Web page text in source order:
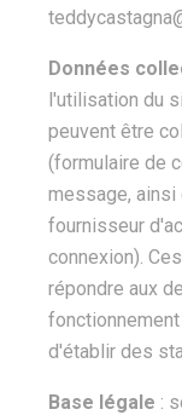
Données
l'utilisation du
peuvent être
(formulaire de
message, ainsi
fournisseur
connexion).
répondre aux
d'établir des
Base légale :